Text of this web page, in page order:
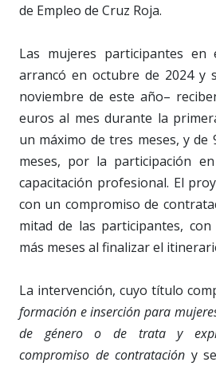
de Empleo de Cruz Roja.
Las mujeres participantes en
arrancó en octubre de 2024 y
noviembre de este año–
euros al mes durante la
un máximo de tres meses, y de
meses, por la participación
capacitación profesional. El
con un compromiso de
mitad de las participantes,
más meses al finalizar el
La intervención, cuyo título
formación e inserción para
de género o de trata y
compromiso de contratación y